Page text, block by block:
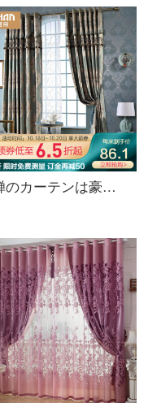
金蝉のカーテンは豪華なヨーロッパ風のカーテンをカスタマイズします。カーテンの豪華な花を咲かせるカーテンの完成品は優雅なブルースのカーテンです。